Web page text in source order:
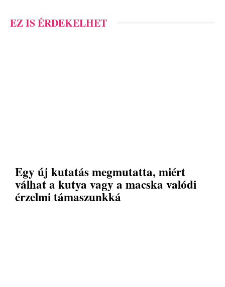
EZ IS ÉRDEKELHET
Egy új kutatás megmutatta, miért
válhat a kutya vagy a macska valódi
érzelmi támaszunkká